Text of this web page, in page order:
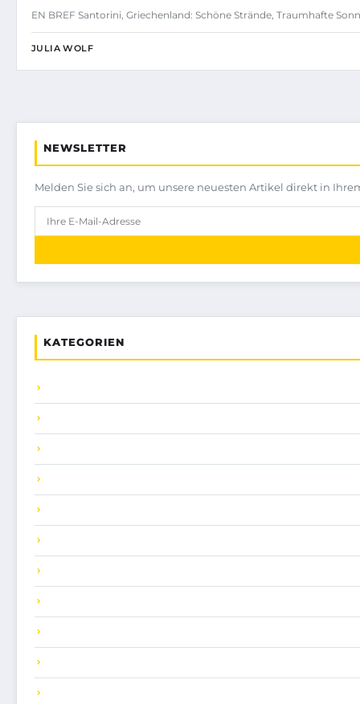
EN BREF Santorini, Griechenland: Schöne Strände, Traumhafte
JULIA WOLF
NEWSLETTER
Melden Sie sich an, um unsere neuesten Artikel direkt in
KATEGORIEN